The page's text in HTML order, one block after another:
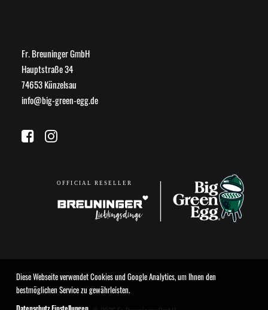
Fr. Breuninger GmbH
Hauptstraße 34
74653 Künzelsau
info@big-green-egg.de
Diese Webseite verwendet Cookies und Google Analytics, um Ihnen den
bestmöglichen Service zu gewährleisten.
Datenschutz Einstellungen